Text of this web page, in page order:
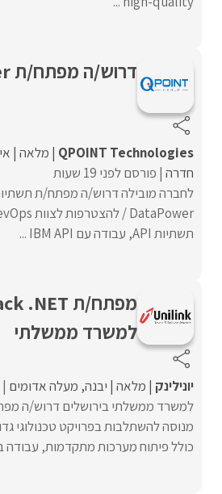
דרוש/ה מפתח/ת DataPower
QPOINT Technologies מלאה
חדרה פורסם לפני 19 שעות
תשתיות API, עבודה עם IBM API ...
למשרד ממשלתי
יונילינק מלאה יבנה מעלה אדומים
מנוסה להשתלבות בפרויקט טכנולוגי
כולל פיתוח מערכות מתקדמות, עבודה